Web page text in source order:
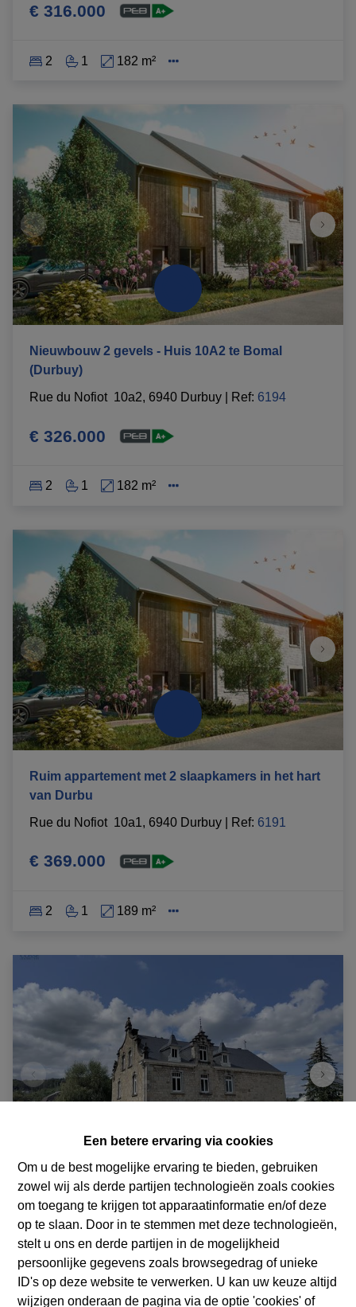
Een betere ervaring via cookies
Om u de best mogelijke ervaring te bieden, gebruiken
zowel wij als derde partijen technologieën zoals cookies
om toegang te krijgen tot apparaatinformatie en/of deze
op te slaan. Door in te stemmen met deze technologieën,
stelt u ons en derde partijen in de mogelijkheid
persoonlijke gegevens zoals browsegedrag of unieke
ID's op deze website te verwerken. U kan uw keuze altijd
wijzigen onderaan de pagina via de optie 'cookies' of
€ 316.000
2 1 182 m²
Nieuwbouw 2 gevels - Huis 10A2 te Bomal
(Durbuy)
Rue du Nofiot  10a2, 6940 Durbuy
Ref: 6194
€ 326.000
2 1 182 m²
Ruim appartement met 2 slaapkamers in het hart
van Durbu
Rue du Nofiot  10a1, 6940 Durbuy
Ref: 6191
€ 369.000
2 1 189 m²
Huis
Petit Barvaux 13, 6940 Barvaux-Sur-Ourthe |
Ref: 5643
€ 640.000